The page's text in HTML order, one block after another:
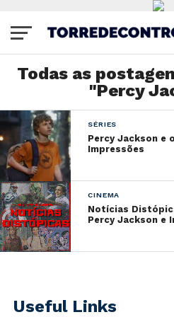
Todas as
"Percy
SÉRIES
Percy Jackson e
Impressões
CINEMA
Notícias
Percy Jackson e
Useful Links